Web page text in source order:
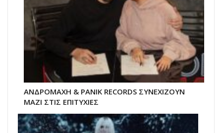
ΑΝΔΡΟΜΑΧΗ & PANIK RECORDS ΣΥΝΕΧΙΖΟΥΝ
ΜΑΖΙ ΣΤΙΣ ΕΠΙΤΥΧΙΕΣ